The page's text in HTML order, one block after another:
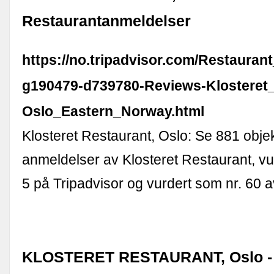
Restaurantanmeldelser
https://no.tripadvisor.com/
g190479-d739780-Reviews-
Oslo_Eastern_Norway.html
Klosteret Restaurant, Oslo: Se 881
anmeldelser av Klosteret Restaurant,
5 på Tripadvisor og vurdert som nr. 60
KLOSTERET RESTAURANT, Oslo